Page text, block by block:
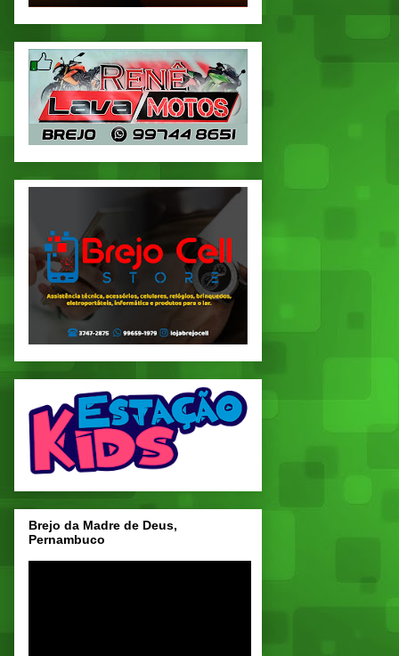
Brejo da Madre de Deus,
Pernambuco